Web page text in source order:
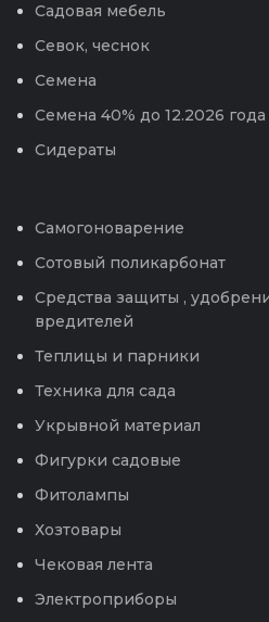
Садовая мебель
Севок, чеснок
Семена
Семена 40% до 12.2026 года
Сидераты
Самогоноварение
Сотовый поликарбонат
Средства защиты ,
вредителей
Теплицы и парники
Техника для сада
Укрывной материал
Фигурки садовые
Фитолампы
Хозтовары
Чековая лента
Электроприборы